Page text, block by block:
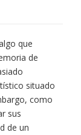
que
de
situado
como
sus
de un